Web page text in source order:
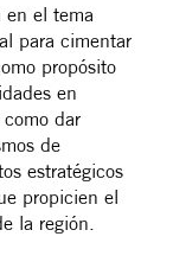
en el tema
para cimentar
propósito
en
dar
de
estratégicos
propicien el
la región.